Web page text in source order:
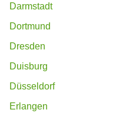
Darmstadt
Dortmund
Dresden
Duisburg
Düsseldorf
Erlangen